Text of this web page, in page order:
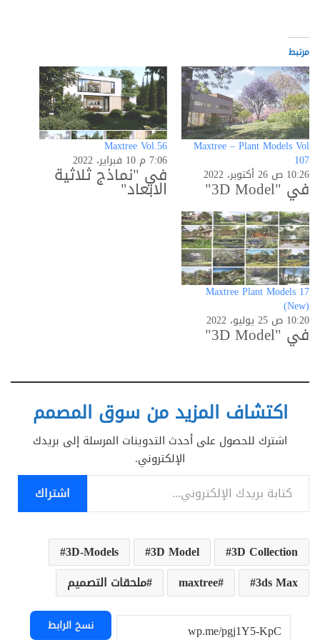
مرتبط
Maxtree – Plant Models Vol
107
10:26 ص 26 أكتوبر، 2022
في "3D Model"
Maxtree Vol.56
7:06 م 10 فبراير، 2022
في "نماذج ثلاثية
الابعاد"
Maxtree Plant Models 17
(New)
10:20 ص 25 يوليو، 2022
في "3D Model"
اكتشاف المزيد من سوق المصمم
اشترك للحصول على أحدث التدوينات المرسلة إلى بريدك
الإلكتروني.
كتابة بريدك الإلكتروني...
اشتراك
3D Collection
3D Model
3D-Models
3ds Max
maxtree ملحقات التصميم
نسخ الرابط